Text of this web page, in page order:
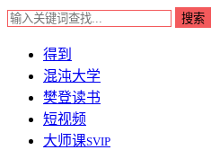
得到
混沌大学
樊登读书
短视频
大师课SVIP